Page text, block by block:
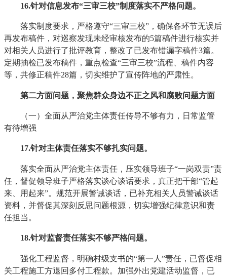
16.针对信息发布“三审三校”制度落实不严格问题。
落实制度要求，严格遵守“三审三校”，确保各环节无误后
再发布稿件，对巡察发现未经审核发布的5篇稿件进行核实并
对相关人员进行了批评教育，整改了已发布错漏字稿件3篇。
定期抽检已发布稿件，重点检查“三审三校”流程、稿件内容
等，共修正稿件28篇，切实维护了宣传阵地的严肃性。
第二方面问题，聚焦群众身边不正之风和腐败问题方面
（一）全面从严治党主体责任传导不够有力，日常监管
有待增强
17.针对主体责任落实不够扎实问题。
落实全面从严治党主体责任，压实领导班子“一岗双责”责
任，督促领导班子严格落实谈心谈话要求，真正把干部“管起
来、用起来”。规范开展警诫谈话，已补充相关人员警诫谈话
资料，并督促其深刻反思问题根源，切实增强纪律意识和责
任担当。
18.针对监督责任落实不够严格问题。
强化工程监督，明确村级支书的“第一人”责任，已督促相
关工程施工方退回多付工程款。加强外出党建活动监督，已